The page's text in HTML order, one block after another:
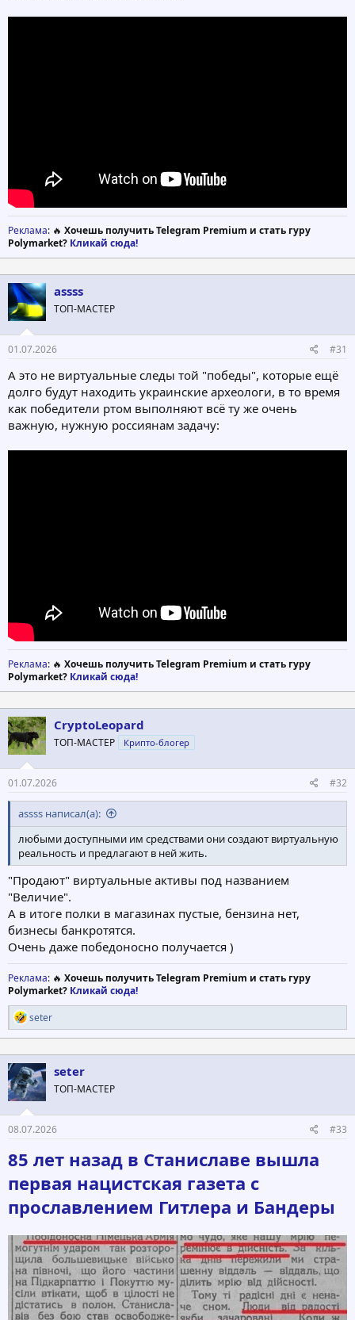
Реклама: 🔥 Хочешь получить Telegram Premium и стать гуру
Polymarket? Кликай сюда!
assss
ТОП-МАСТЕР
01.07.2026 #31
А это не виртуальные следы той "победы", которые ещё
долго будут находить украинские археологи, в то время
как победители ртом выполняют всё ту же очень
важную, нужную россиянам задачу:
Реклама: 🔥 Хочешь получить Telegram Premium и стать гуру
Polymarket? Кликай сюда!
CryptoLeopard
ТОП-МАСТЕР Крипто-блогер
01.07.2026 #32
assss написал(а):
любыми доступными им средствами они создают виртуальную
реальность и предлагают в ней жить.
"Продают" виртуальные активы под названием
"Величие".
А в итоге полки в магазинах пустые, бензина нет,
бизнесы банкротятся.
Очень даже победоносно получается )
Реклама: 🔥 Хочешь получить Telegram Premium и стать гуру
Polymarket? Кликай сюда!
Р
е
а
к
ц
и
и
:
seter
seter
ТОП-МАСТЕР
08.07.2026 #33
85 лет назад в Станиславе вышла
первая нацистская газета с
прославлением Гитлера и Бандеры